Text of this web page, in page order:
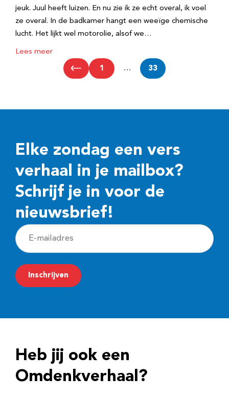
jeuk. Juul heeft luizen. En nu zie ik ze echt overal, ik voel
ze overal. In de badkamer hangt een weeïge chemische
lucht. Het lijkt wel motorolie, alsof we…
Lees meer
1 … 33
Elke zondag een vers
verhaal in je mailbox?
Schrijf je in voor de
nieuwsbrief!
E
-
m
a
r
e
Inschrijven
Heb jij ook een
Omdenkverhaal?